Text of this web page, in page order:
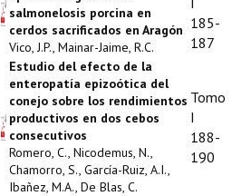
salmonelosis porcina en
cerdos sacrificados en Aragón
Vico, J.P., Mainar-Jaime, R.C.
185-
187
Estudio del efecto de la
enteropatía epizoótica del
conejo sobre los rendimientos
productivos en dos cebos
consecutivos
Romero, C., Nicodemus, N.,
Chamorro, S., García-Ruiz, A.I.,
Ibañez, M.A., De Blas, C.
Tomo
I
188-
190